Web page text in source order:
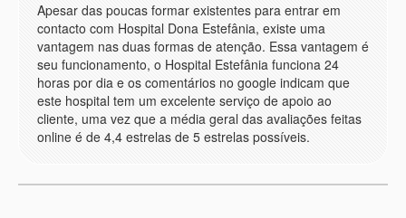
Apesar das poucas formar existentes para entrar em
contacto com Hospital Dona Estefânia, existe uma
vantagem nas duas formas de atenção. Essa vantagem é
seu funcionamento, o Hospital Estefânia funciona 24
horas por dia e os comentários no google indicam que
este hospital tem um excelente serviço de apoio ao
cliente, uma vez que a média geral das avaliações feitas
online é de 4,4 estrelas de 5 estrelas possíveis.